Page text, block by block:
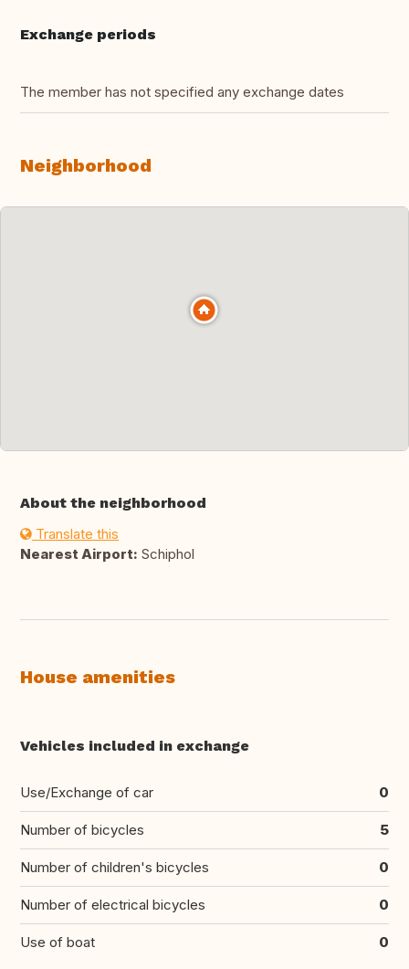
Exchange periods
The member has not specified any exchange dates
Neighborhood
About the neighborhood
Translate this
Nearest Airport: Schiphol
House amenities
Vehicles included in exchange
Use/Exchange of car 0
Number of bicycles 5
Number of children's bicycles 0
Number of electrical bicycles 0
Use of boat 0